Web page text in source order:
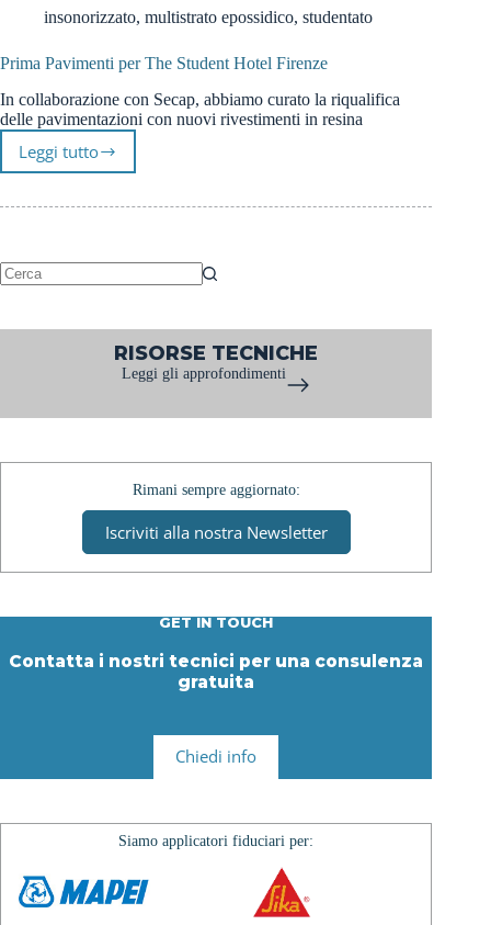
insonorizzato, multistrato epossidico, studentato
Prima Pavimenti per The Student Hotel Firenze
In collaborazione con Secap, abbiamo curato la riqualifica
delle pavimentazioni con nuovi rivestimenti in resina
Leggi tutto
Prima
per
Hotel
Firenze
RISORSE TECNICHE
Leggi gli approfondimenti
Rimani sempre aggiornato:
Iscriviti alla nostra Newsletter
GET IN TOUCH
Contatta i nostri tecnici per una consulenza
gratuita
Chiedi info
Siamo applicatori fiduciari per: